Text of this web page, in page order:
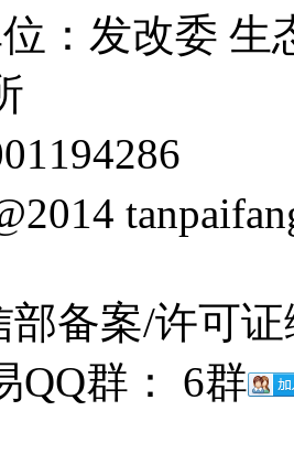
：发改委 生
部备案/许可
QQ群： 6群